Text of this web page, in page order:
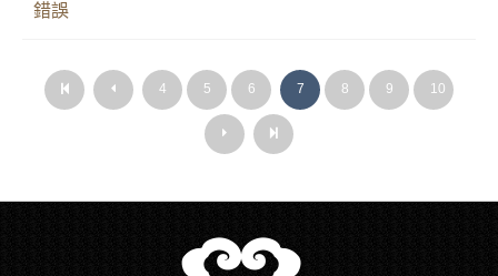
錯誤
第
一
第
一
頁
上
一
上
頁
4 5 6 7 8 9 10
下
一
下
頁
最
後
最
後
一